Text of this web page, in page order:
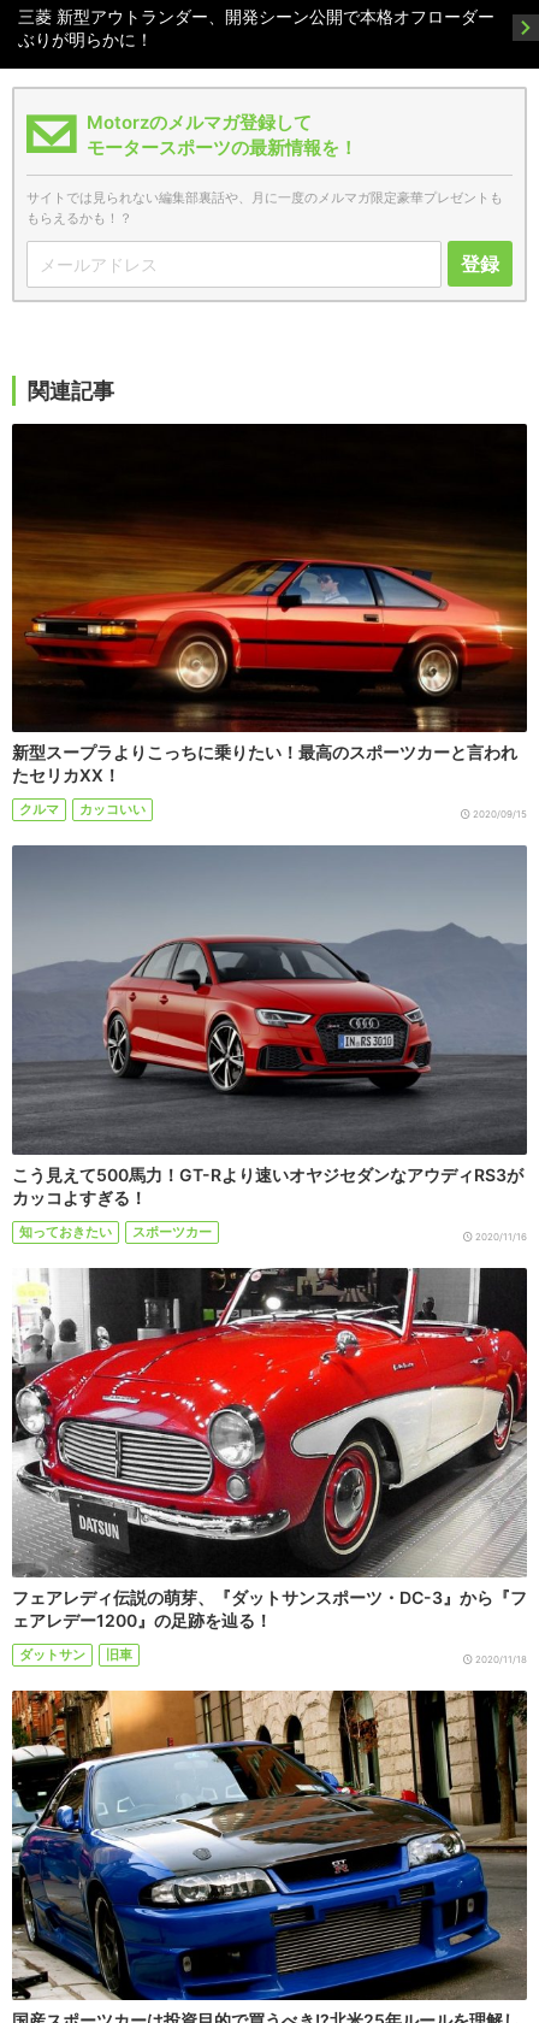
三菱 新型アウトランダー、開発シーン公開で本格オフローダー
ぶりが明らかに！
Motorzのメルマガ登録して
モータースポーツの最新情報を！
サイトでは見られない編集部裏話や、月に一度のメルマガ限定豪華プレゼントも
もらえるかも！？
登録
関連記事
新型スープラよりこっちに乗りたい！最高のスポーツカーと言われ
たセリカXX！
クルマ カッコいい 2020/09/15
こう見えて500馬力！GT-Rより速いオヤジセダンなアウディRS3が
カッコよすぎる！
知っておきたい スポーツカー 2020/11/16
フェアレディ伝説の萌芽、『ダットサンスポーツ・DC-3』から『フ
ェアレデー1200』の足跡を辿る！
ダットサン 旧車 2020/11/18